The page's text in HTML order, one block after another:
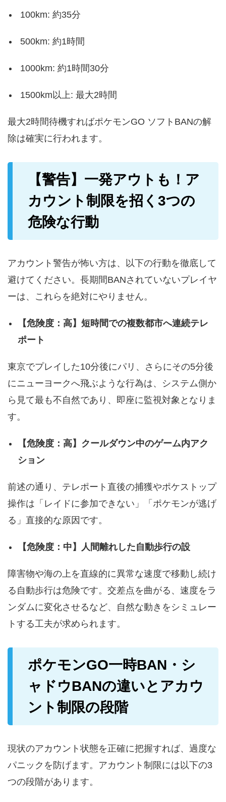
100km: 約35分
500km: 約1時間
1000km: 約1時間30分
1500km以上: 最大2時間
最大2時間待機すればポケモンGO ソフトBANの解
除は確実に行われます。
【警告】一発アウトも！ア
カウント制限を招く3つの
危険な行動
アカウント警告が怖い方は、以下の行動を徹底して
避けてください。長期間BANされていないプレイヤ
ーは、これらを絶対にやりません。
【危険度：高】短時間での複数都市へ連続テレ
ポート
東京でプレイした10分後にパリ、さらにその5分後
にニューヨークへ飛ぶような行為は、システム側か
ら見て最も不自然であり、即座に監視対象となりま
す。
【危険度：高】クールダウン中のゲーム内アク
ション
前述の通り、テレポート直後の捕獲やポケストップ
操作は「レイドに参加できない」「ポケモンが逃げ
る」直接的な原因です。
【危険度：中】人間離れした自動歩行の設
障害物や海の上を直線的に異常な速度で移動し続け
る自動歩行は危険です。交差点を曲がる、速度をラ
ンダムに変化させるなど、自然な動きをシミュレー
トする工夫が求められます。
ポケモンGO一時BAN・シ
ャドウBANの違いとアカウ
ント制限の段階
現状のアカウント状態を正確に把握すれば、過度な
パニックを防げます。アカウント制限には以下の3
つの段階があります。